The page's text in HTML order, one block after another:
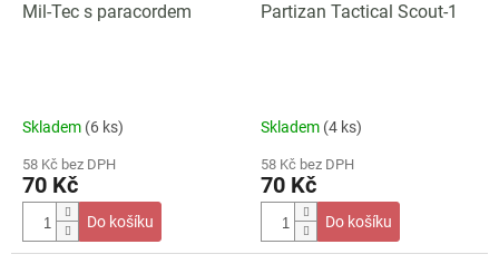
Mil-Tec s paracordem
Skladem (6 ks)
58 Kč bez DPH
70 Kč
Do košíku
Partizan Tactical Scout-1
Skladem (4 ks)
58 Kč bez DPH
70 Kč
Do košíku